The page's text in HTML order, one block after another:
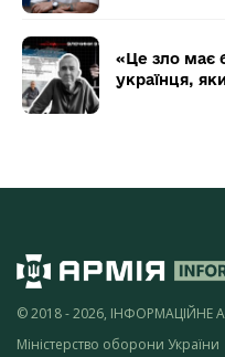
«Це зло має
українця,
© 2018 - 2026, ІНФОРМАЦІЙНЕ
Міністерство оборони України